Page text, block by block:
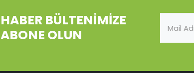
HABER BÜLTENİMİZE
ABONE OLUN